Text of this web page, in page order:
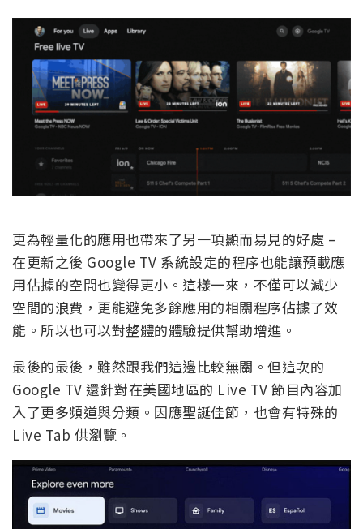
更為輕量化的應用也帶來了另一項顯而易見的好處 –
在更新之後 Google TV 系統設定的程序也能讓預載應
用佔據的空間也變得更小。這樣一來，不僅可以減少
空間的浪費，更能避免多餘應用的相關程序佔據了效
能。所以也可以對整體的體驗提供幫助增進。
最後的最後，雖然跟我們這邊比較無關。但這次的
Google TV 還針對在美國地區的 Live TV 節目內容加
入了更多頻道與分類。因應聖誕佳節，也會有特殊的
Live Tab 供瀏覽。